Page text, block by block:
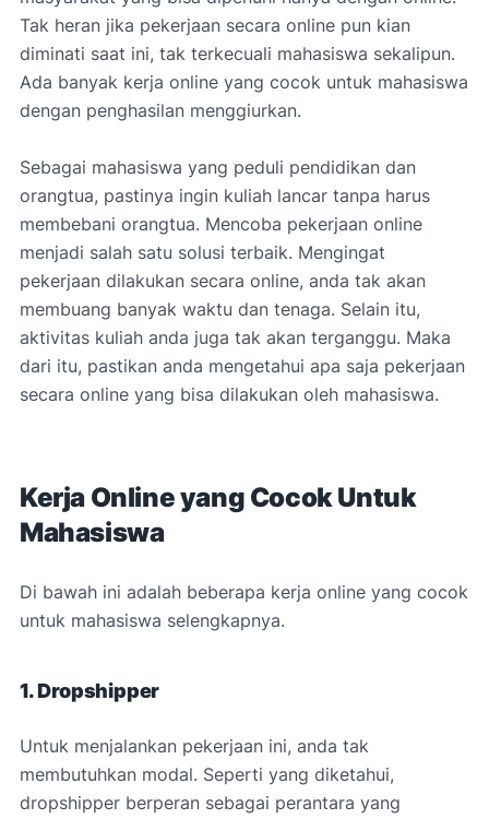
Tak heran jika pekerjaan secara online pun kian
diminati saat ini, tak terkecuali mahasiswa sekalipun.
Ada banyak kerja online yang cocok untuk mahasiswa
dengan penghasilan menggiurkan.
Sebagai mahasiswa yang peduli pendidikan dan
orangtua, pastinya ingin kuliah lancar tanpa harus
membebani orangtua. Mencoba pekerjaan online
menjadi salah satu solusi terbaik. Mengingat
pekerjaan dilakukan secara online, anda tak akan
membuang banyak waktu dan tenaga. Selain itu,
aktivitas kuliah anda juga tak akan terganggu. Maka
dari itu, pastikan anda mengetahui apa saja pekerjaan
secara online yang bisa dilakukan oleh mahasiswa.
Kerja Online yang Cocok Untuk
Mahasiswa
Di bawah ini adalah beberapa kerja online yang cocok
untuk mahasiswa selengkapnya.
1. Dropshipper
Untuk menjalankan pekerjaan ini, anda tak
membutuhkan modal. Seperti yang diketahui,
dropshipper berperan sebagai perantara yang